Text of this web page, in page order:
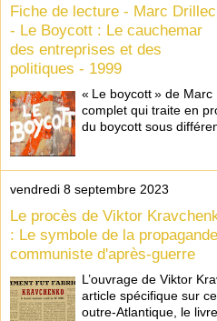
Fiche de lecture - Marc
- Le Boycott : Le cauchemar
des entreprises et des
politiques - 1999
« Le boycott » de
complet qui traite en
du boycott sous
vendredi 8 septembre 2023
Le procès de Viktor
: Le symbole de la propagande
communiste d'après-guerre
L’ouvrage de Viktor
article spécifique sur
outre-Atlantique, le